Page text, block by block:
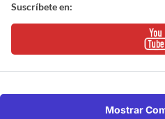
Suscríbete en:
Mostrar